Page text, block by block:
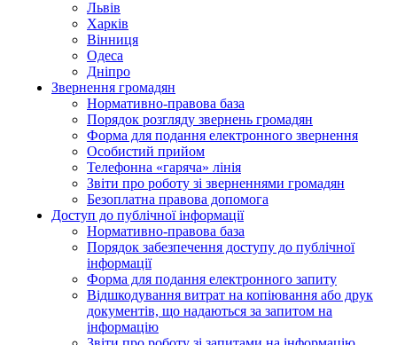
Львів
Харків
Вінниця
Одеса
Дніпро
Звернення громадян
Нормативно-правова база
Порядок розгляду звернень громадян
Форма для подання електронного звернення
Особистий прийом
Телефонна «гаряча» лінія
Звіти про роботу зі зверненнями громадян
Безоплатна правова допомога
Доступ до публічної інформації
Нормативно-правова база
Порядок забезпечення доступу до публічної
інформації
Форма для подання електронного запиту
Відшкодування витрат на копіювання або друк
документів, що надаються за запитом на
інформацію